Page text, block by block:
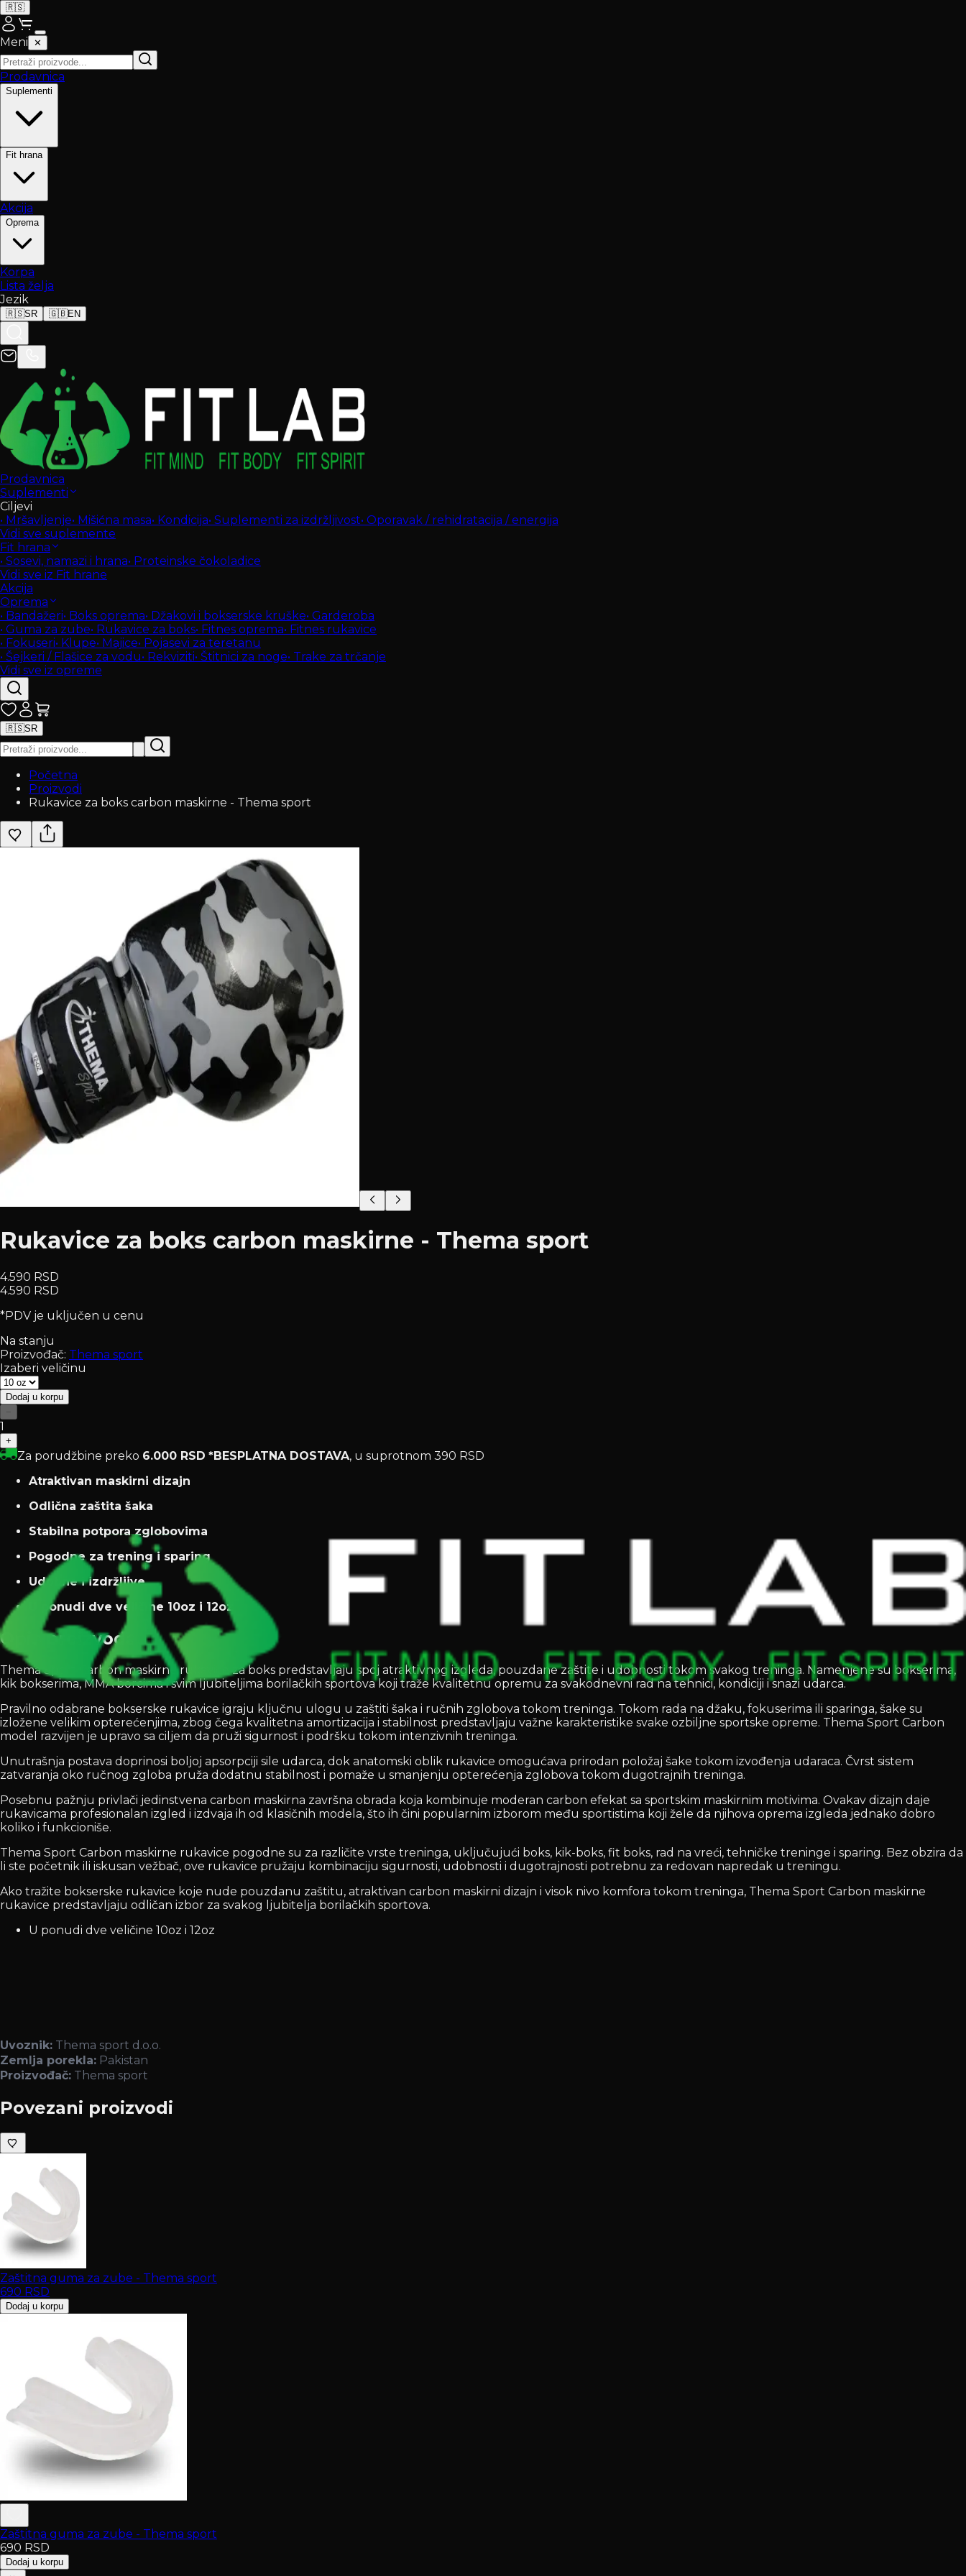
🇷🇸
Meni ✕
Prodavnica
Suplementi
Fit hrana
Akcija
Oprema
Korpa
Lista želja
Jezik
🇷🇸SR 🇬🇧EN
Prodavnica
Suplementi
Ciljevi
• Mršavljenje• Mišićna masa• Kondicija• Suplementi za izdržljivost• Oporavak / rehidratacija / energija
Vidi sve suplemente
Fit hrana
• Sosevi, namazi i hrana• Proteinske čokoladice
Vidi sve iz Fit hrane
Akcija
Oprema
• Bandažeri• Boks oprema• Džakovi i bokserske kruške• Garderoba
• Guma za zube• Rukavice za boks• Fitnes oprema• Fitnes rukavice
• Fokuseri• Klupe• Majice• Pojasevi za teretanu
• Šejkeri / Flašice za vodu• Rekviziti• Štitnici za noge• Trake za trčanje
Vidi sve iz opreme
🇷🇸SR
Početna
Proizvodi
Rukavice za boks carbon maskirne - Thema sport
Rukavice za boks carbon maskirne - Thema sport
4.590 RSD
4.590 RSD
*PDV je uključen u cenu
Na stanju
Proizvođač: Thema sport
Izaberi veličinu
Dodaj u korpu
−
1
+
Za porudžbine preko 6.000 RSD *BESPLATNA DOSTAVA, u suprotnom 390 RSD
Atraktivan maskirni dizajn
Odlična zaštita šaka
Stabilna potpora zglobovima
Pogodne za trening i sparing
Udobne i izdržljive
U ponudi dve veličine 10oz i 12oz
Opis proizvoda
Thema Sport Carbon maskirne rukavice za boks predstavljaju spoj atraktivnog izgleda, pouzdane zaštite i udobnosti tokom svakog treninga. Namenjene su bokserima,
kik bokserima, MMA borcima i svim ljubiteljima borilačkih sportova koji traže kvalitetnu opremu za svakodnevni rad na tehnici, kondiciji i snazi udarca.
Pravilno odabrane bokserske rukavice igraju ključnu ulogu u zaštiti šaka i ručnih zglobova tokom treninga. Tokom rada na džaku, fokuserima ili sparinga, šake su
izložene velikim opterećenjima, zbog čega kvalitetna amortizacija i stabilnost predstavljaju važne karakteristike svake ozbiljne sportske opreme. Thema Sport Carbon
model razvijen je upravo sa ciljem da pruži sigurnost i podršku tokom intenzivnih treninga.
Unutrašnja postava doprinosi boljoj apsorpciji sile udarca, dok anatomski oblik rukavice omogućava prirodan položaj šake tokom izvođenja udaraca. Čvrst sistem
zatvaranja oko ručnog zgloba pruža dodatnu stabilnost i pomaže u smanjenju opterećenja zglobova tokom dugotrajnih treninga.
Posebnu pažnju privlači jedinstvena carbon maskirna završna obrada koja kombinuje moderan carbon efekat sa sportskim maskirnim motivima. Ovakav dizajn daje
rukavicama profesionalan izgled i izdvaja ih od klasičnih modela, što ih čini popularnim izborom među sportistima koji žele da njihova oprema izgleda jednako dobro
koliko i funkcioniše.
Thema Sport Carbon maskirne rukavice pogodne su za različite vrste treninga, uključujući boks, kik-boks, fit boks, rad na vreći, tehničke treninge i sparing. Bez obzira da
li ste početnik ili iskusan vežbač, ove rukavice pružaju kombinaciju sigurnosti, udobnosti i dugotrajnosti potrebnu za redovan napredak u treningu.
Ako tražite bokserske rukavice koje nude pouzdanu zaštitu, atraktivan carbon maskirni dizajn i visok nivo komfora tokom treninga, Thema Sport Carbon maskirne
rukavice predstavljaju odličan izbor za svakog ljubitelja borilačkih sportova.
U ponudi dve veličine 10oz i 12oz
Uvoznik: Thema sport d.o.o.
Zemlja porekla: Pakistan
Proizvođač: Thema sport
Povezani proizvodi
Zaštitna guma za zube - Thema sport
690 RSD
Dodaj u korpu
Zaštitna guma za zube - Thema sport
690 RSD
Dodaj u korpu